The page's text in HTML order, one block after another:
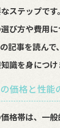
ステップです
び方や費用
記事を読んで
識を身につけ
価格と性能
格帯は、一